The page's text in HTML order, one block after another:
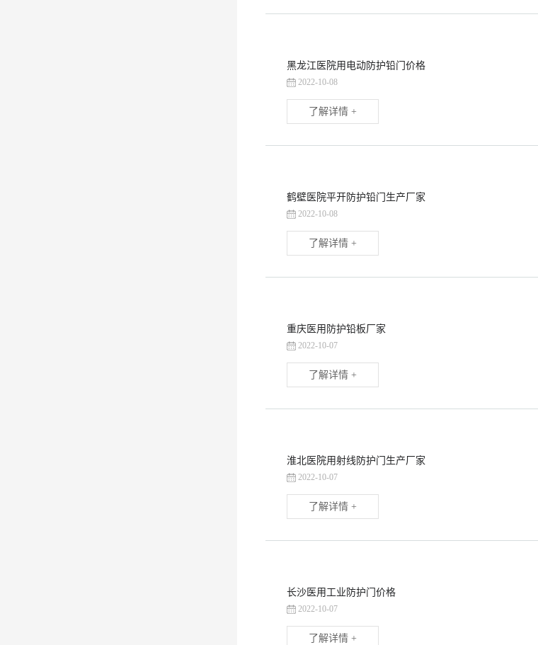
黑龙江医院用电动防护铅门价格
2022-10-08
了解详情 +
鹤壁医院平开防护铅门生产厂家
2022-10-08
了解详情 +
重庆医用防护铅板厂家
2022-10-07
了解详情 +
淮北医院用射线防护门生产厂家
2022-10-07
了解详情 +
长沙医用工业防护门价格
2022-10-07
了解详情 +